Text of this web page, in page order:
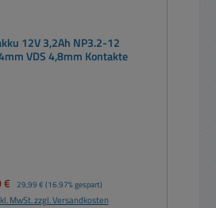
12V 3,2Ah NP3.2-12
VDS 4,8mm Kontakte
€ Regulärer Preis:
29,99 € (16.97% gespart)
MwSt. zzgl. Versandkosten